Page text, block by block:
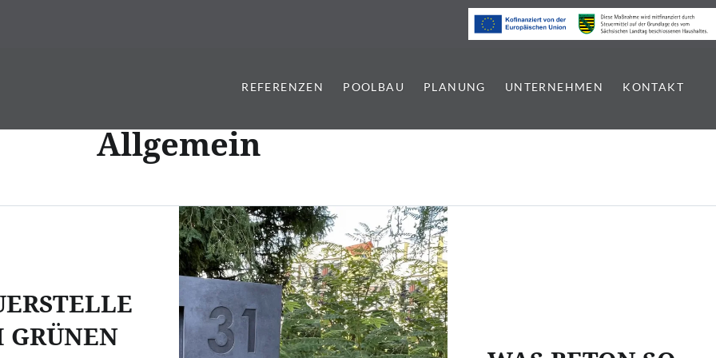
REFERENZEN POOLBAU PLANUNG UNTERNEHMEN KONTAKT
Allgemein
GRÜNEN